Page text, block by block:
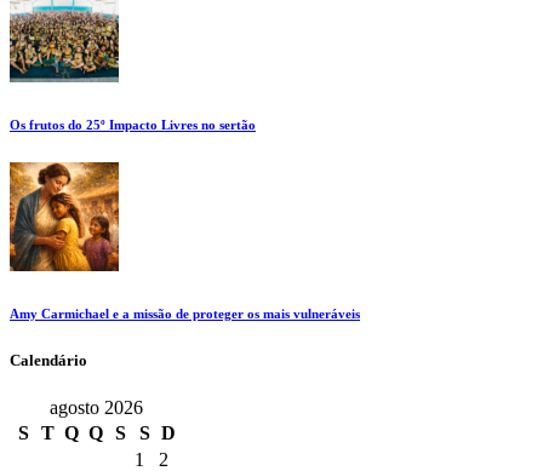
Os frutos do 25º Impacto Livres no sertão
Amy Carmichael e a missão de proteger os mais vulneráveis
Calendário
agosto 2026
S
T Q Q S S D
1
2